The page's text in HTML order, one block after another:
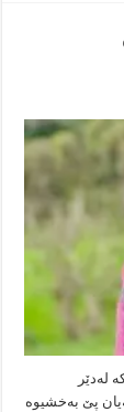
لەدێر
پێ بەخشیوە